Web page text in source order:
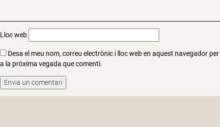
Lloc web
Desa el meu nom, correu electrònic i lloc web en aquest navegador per
a la pròxima vegada que comenti.